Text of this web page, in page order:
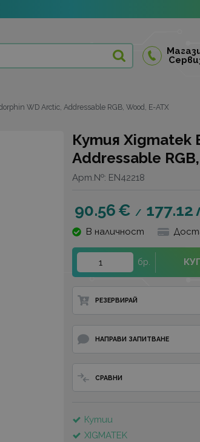
WD Arctic, Addressable RGB, Wood, E-ATX
Кутия Xigmatek
Addressable
Арт.№: EN42218
90.56€ / 177.12
В наличност
бр.
РЕЗЕРВИРАЙ
НАПРАВИ ЗАПИТВАНЕ
СРАВНИ
Кутии
XIGMATEK